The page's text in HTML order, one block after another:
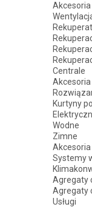
Akcesoria
Centrale
Akcesoria
Kurtyny
Wodne
Zimne
Akcesoria
Systemy
Agregaty
Agregaty
Usługi